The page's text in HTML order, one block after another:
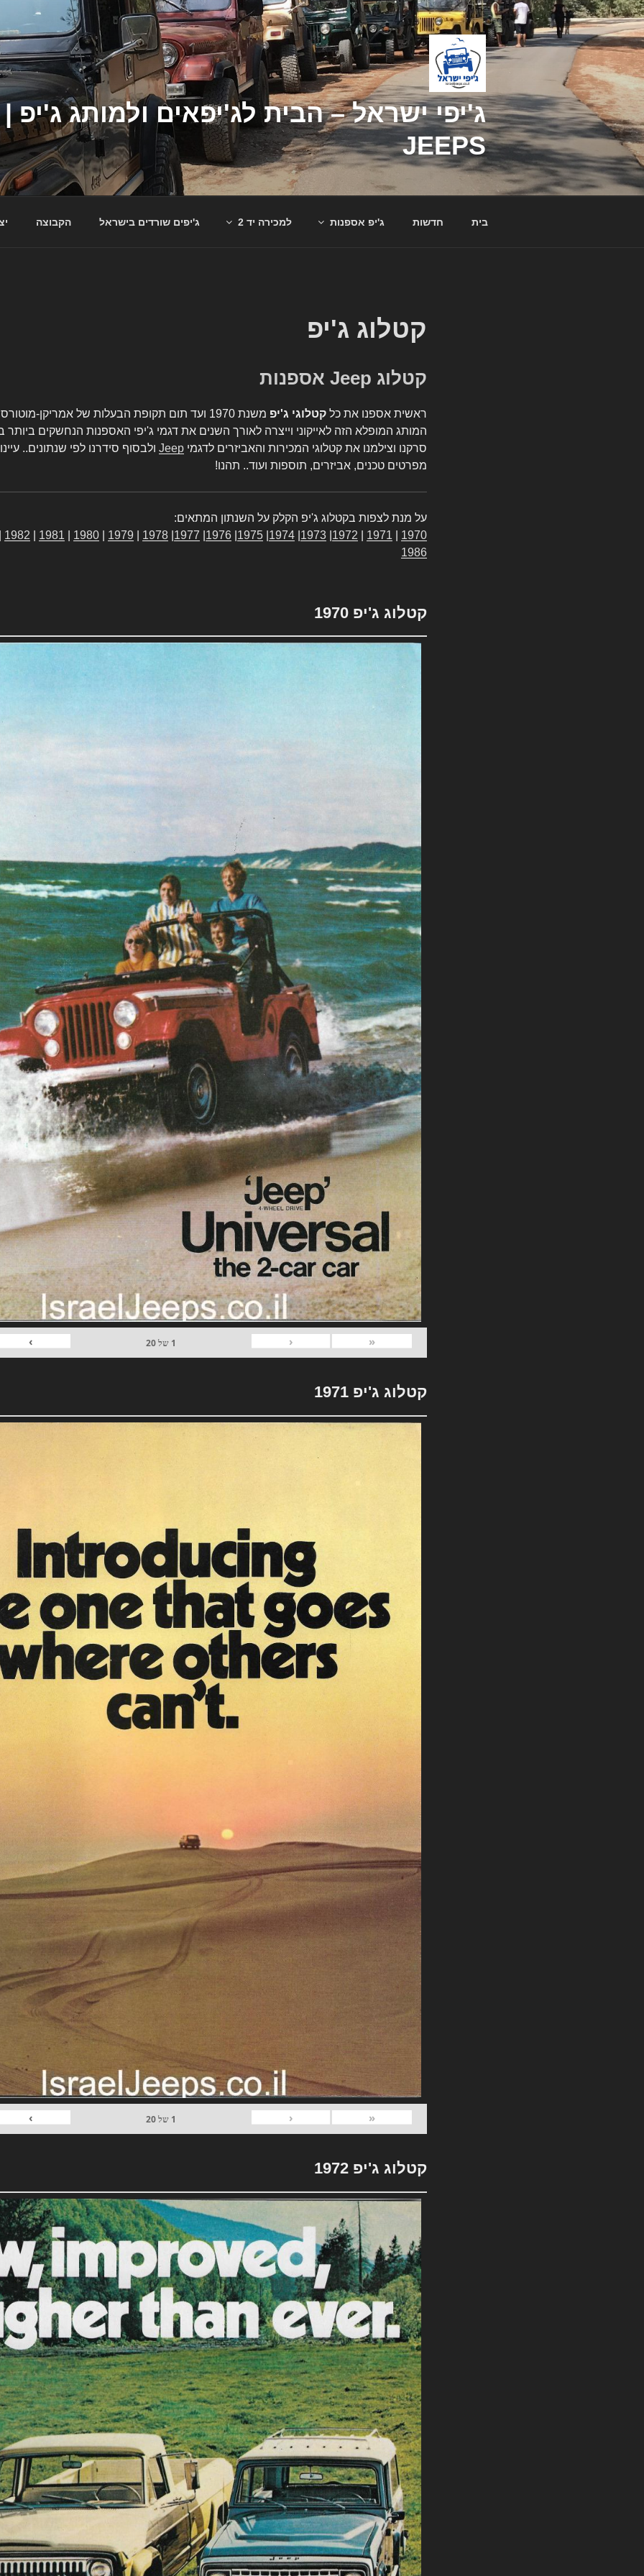
דילוג
לתוכן
JEEPS
בית חדשות ג'יפ אספנות למכירה יד 2 ג'יפים שורדים בישראל הקבוצה
קטלוג ג'יפ
קטלוג Jeep אספנות
ראשית אספנו את כל קטלוגי ג'יפ
משנת 1970 ועד תום תקופת הבעלות של אמריקן-
המותג המופלא הזה לאייקוני וייצרה לאורך השנים את דגמי ג'יפי האספנות הנחשקים
סרקנו וצילמנו את קטלוגי המכירות והאביזרים לדגמי Jeep ולבסוף סידרנו לפי שנתונים..
מפרטים טכנים, אביזרים, תוספות ועוד.. תהנו!
על מנת לצפות בקטלוג ג'יפ הקלק על השנתון המתאים:
1970
1971
1972
1973
1974
1975
1976
1977
1978
1979
1980
1981
1982
1986
קטלוג ג'יפ 1970
«
‹
1 של20
›
קטלוג ג'יפ 1971
«
‹
1 של20
›
קטלוג ג'יפ 1972